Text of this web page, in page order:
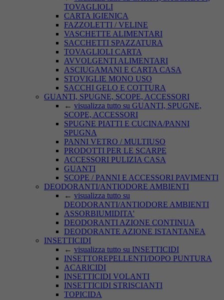
TOVAGLIOLI
CARTA IGIENICA
FAZZOLETTI / VELINE
VASCHETTE ALIMENTARI
SACCHETTI SPAZZATURA
TOVAGLIOLI CARTA
AVVOLGENTI ALIMENTARI
ASCIUGAMANI E CARTA CASA
STOVIGLIE MONO USO
SACCHI GELO E COTTURA
GUANTI, SPUGNE, SCOPE, ACCESSORI
← visualizza tutto su GUANTI, SPUGNE,
SCOPE, ACCESSORI
SPUGNE PIATTI E CUCINA/PANNI
SPUGNA
PANNI VETRO / MULTIUSO
PRODOTTI PER LE SCARPE
ACCESSORI PULIZIA CASA
GUANTI
SCOPE / PANNI E ACCESSORI PAVIMENTI
DEODORANTI/ANTIODORE AMBIENTI
← visualizza tutto su
DEODORANTI/ANTIODORE AMBIENTI
ASSORBIUMIDITA'
DEODORANTI AZIONE CONTINUA
DEODORANTE AZIONE ISTANTANEA
INSETTICIDI
← visualizza tutto su INSETTICIDI
INSETTOREPELLENTI/DOPO PUNTURA
ACARICIDI
INSETTICIDI VOLANTI
INSETTICIDI STRISCIANTI
TOPICIDA